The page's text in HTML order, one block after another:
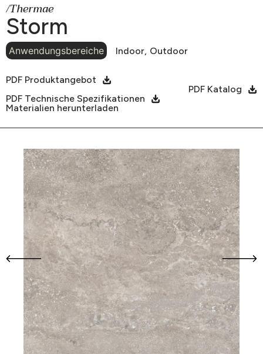
/Thermae
Storm
Anwendungsbereiche Indoor, Outdoor
PDF Produktangebot
PDF Katalog
PDF Technische Spezifikationen
Materialien herunterladen